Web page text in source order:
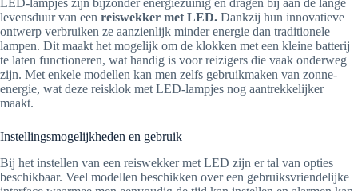
LED-lampjes zijn bijzonder energiezuinig en dragen bij aan de lange
levensduur van een reiswekker met LED. Dankzij hun innovatieve
ontwerp verbruiken ze aanzienlijk minder energie dan traditionele
lampen. Dit maakt het mogelijk om de klokken met een kleine batterij
te laten functioneren, wat handig is voor reizigers die vaak onderweg
zijn. Met enkele modellen kan men zelfs gebruikmaken van zonne-
energie, wat deze reisklok met LED-lampjes nog aantrekkelijker
maakt.
Instellingsmogelijkheden en gebruik
Bij het instellen van een reiswekker met LED zijn er tal van opties
beschikbaar. Veel modellen beschikken over een gebruiksvriendelijke